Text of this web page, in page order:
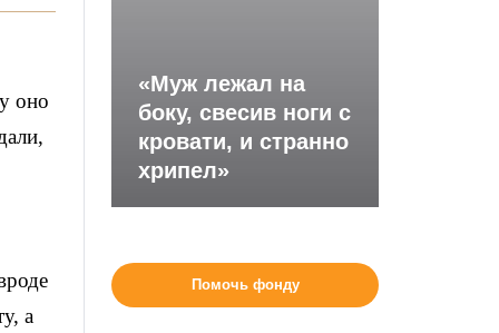
оно
а
«Муж лежал на
боку, свесив ноги с
кровати, и странно
хрипел»
Помочь фонду